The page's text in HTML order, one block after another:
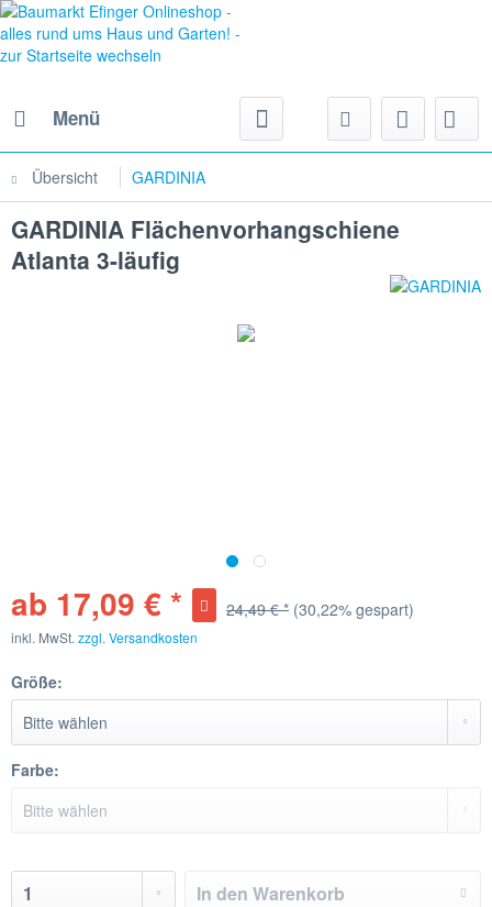
Menü
Übersicht GARDINIA
GARDINIA Flächenvorhangschiene
Atlanta 3-läufig
ab 17,09 € * 24,49 € * (30,22% gespart)
inkl. MwSt. zzgl. Versandkosten
Größe:
Farbe:
In den Warenkorb